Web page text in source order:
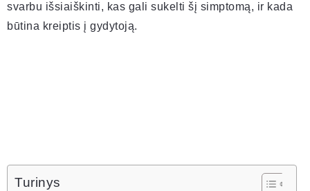
svarbu išsiaiškinti, kas gali sukelti šį simptomą, ir kada
būtina kreiptis į gydytoją.
Turinys